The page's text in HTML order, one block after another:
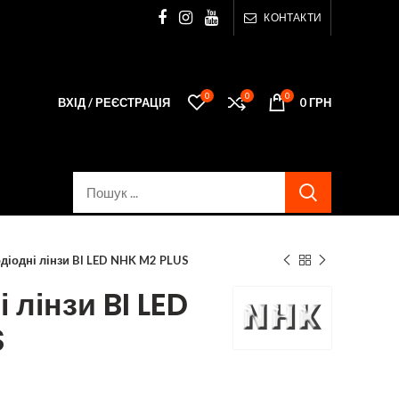
КОНТАКТИ
ВХІД / РЕЄСТРАЦІЯ 0 0 0 0ГРН
лінзи BI LED NHK M2 PLUS
BI LED